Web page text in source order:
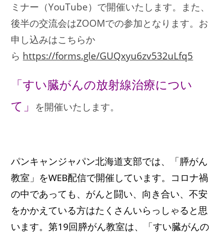
ミナー（YouTube）で開催いたします。また、
後半の交流会はZOOMでの参加となります。お
申し込みはこちらか
ら https://forms.gle/GUQxyu6zv532uLfq5
「すい臓がんの放射線治療につい
て」
を開催いたします。
パンキャンジャパン北海道支部では、「膵がん
教室」をWEB配信で開催しています。コロナ禍
の中であっても、がんと闘い、向き合い、不安
をかかえている方はたくさんいらっしゃると思
います。第19回膵がん教室は、「すい臓がんの